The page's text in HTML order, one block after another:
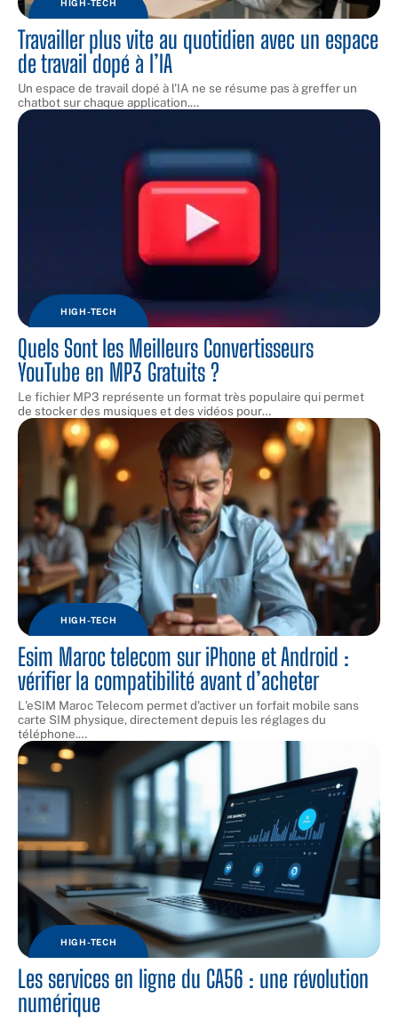
HIGH-TECH
Travailler plus vite au quotidien avec un espace
de travail dopé à l’IA
Un espace de travail dopé à l'IA ne se résume pas à greffer un
chatbot sur chaque application.…
HIGH-TECH
Quels Sont les Meilleurs Convertisseurs
YouTube en MP3 Gratuits ?
Le fichier MP3 représente un format très populaire qui permet
de stocker des musiques et des vidéos pour…
HIGH-TECH
Esim Maroc telecom sur iPhone et Android :
vérifier la compatibilité avant d’acheter
L'eSIM Maroc Telecom permet d'activer un forfait mobile sans
carte SIM physique, directement depuis les réglages du
téléphone.…
HIGH-TECH
Les services en ligne du CA56 : une révolution
numérique